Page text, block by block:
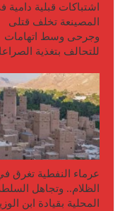
اشتباكات قبلية دامية
المصينعة تخلف قتلى
وجرحى وسط اتهامات
للتحالف بتغذية
عرماء النفطية تغرق
الظلام.. وتجاهل
المحلية بقيادة ابن